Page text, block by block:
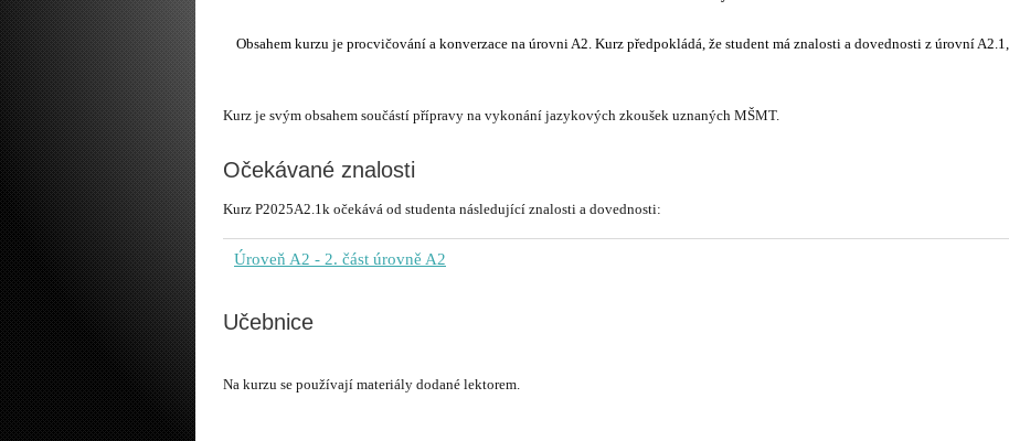
Kurz je svým obsahem součástí přípravy na vykonání jazykových zkoušek uznaných MŠMT.
Očekávané znalosti
Kurz P2025A2.1k očekává od studenta následující znalosti a dovednosti:
Úroveň A2 - 2. část úrovně A2
Učebnice